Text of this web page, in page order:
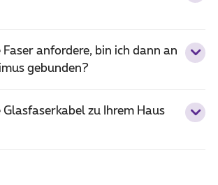
Faser anfordere, bin ich dann an
gebunden?
Glasfaserkabel zu Ihrem Haus